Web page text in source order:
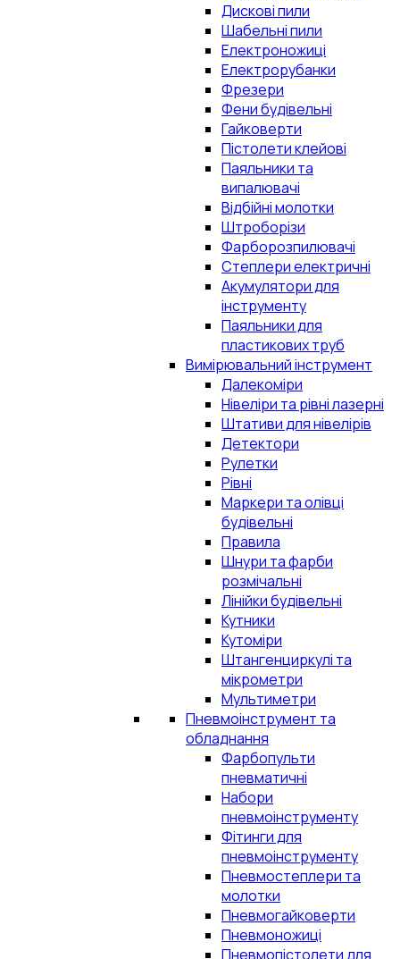
Дискові пили
Шабельні пили
Електроножиці
Електрорубанки
Фрезери
Фени будівельні
Гайковерти
Пістолети клейові
Паяльники та
випалювачі
Відбійні молотки
Штроборізи
Фарборозпилювачі
Степлери електричні
Акумулятори для
інструменту
Паяльники для
пластикових труб
Вимірювальний інструмент
Далекоміри
Нівеліри та рівні лазерні
Штативи для нівелірів
Детектори
Рулетки
Рівні
Маркери та олівці
будівельні
Правила
Шнури та фарби
розмічальні
Лінійки будівельні
Кутники
Кутоміри
Штангенциркулі та
мікрометри
Мультиметри
Пневмоінструмент та
обладнання
Фарбопульти
пневматичні
Набори
пневмоінструменту
Фітинги для
пневмоінструменту
Пневмостеплери та
молотки
Пневмогайковерти
Пневмоножиці
Пневмопістолети для